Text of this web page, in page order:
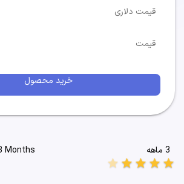
3 ماهه
Months
star
star
star
star
star
قیمت دلاری
قیمت
خرید محصول